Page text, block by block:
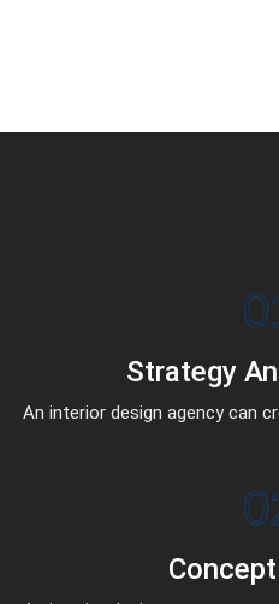
Strategy
An interior design agency can